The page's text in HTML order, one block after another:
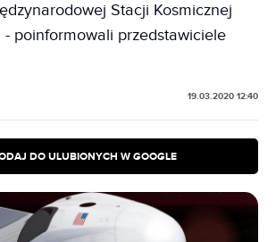
Stacji Kosmicznej
- poinformowali przedstawiciele
19.03.2020 12:40
DO ULUBIONYCH W GOOGLE